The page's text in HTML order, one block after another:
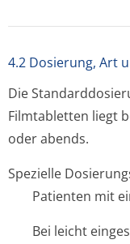
4.2 Dosierung, Art
Die
Filmtabletten liegt
oder abends.
Spezielle
Patienten mit
Bei leicht